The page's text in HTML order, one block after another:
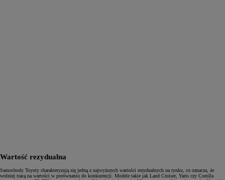
Wartość rezydualna
Samochody Toyoty charakteryzują się jedną z najwyższych wartości rezydualnych na rynku, co oznacza, że
wolniej tracą na wartości w porównaniu do konkurencji. Modele takie jak Land Cruiser, Yaris czy Corolla